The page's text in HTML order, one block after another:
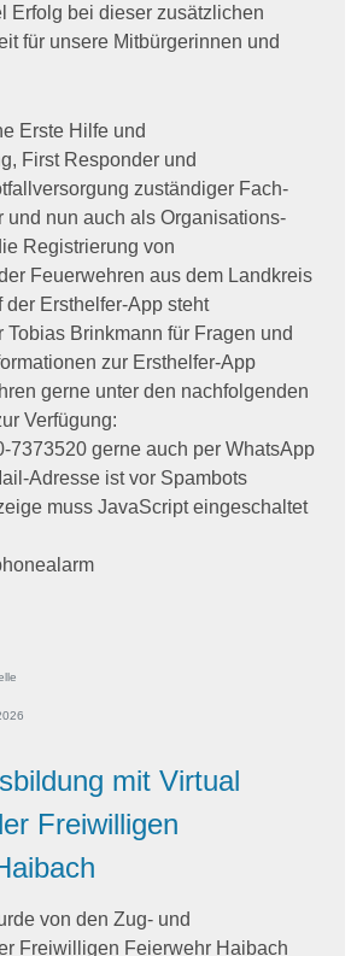
Erfolg bei dieser zusätzlichen
für unsere Mitbürgerinnen und
Erste Hilfe und
First Responder und
zuständiger Fach-
und nun auch als Organisations-
Registrierung von
Feuerwehren aus dem Landkreis
der Ersthelfer-App steht
Tobias Brinkmann für Fragen und
zur Ersthelfer-App
gerne unter den nachfolgenden
Verfügung:
7373520 gerne auch per WhatsApp
Adresse ist vor Spambots
muss JavaScript eingeschaltet
mit Virtual
Freiwilligen
von den Zug- und
Freiwilligen Feierwehr Haibach